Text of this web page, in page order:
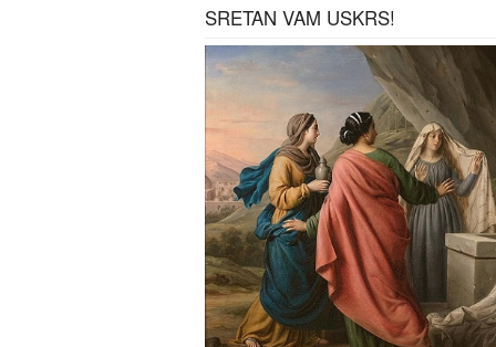
SRETAN VAM USKRS!